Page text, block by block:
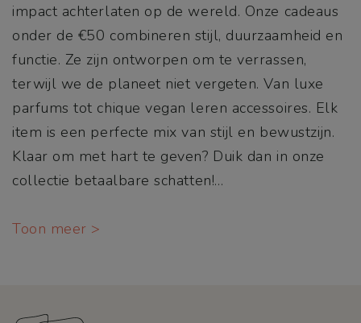
impact achterlaten op de wereld. Onze cadeaus
onder de €50 combineren stijl, duurzaamheid en
functie. Ze zijn ontworpen om te verrassen,
terwijl we de planeet niet vergeten. Van luxe
parfums tot chique vegan leren accessoires. Elk
item is een perfecte mix van stijl en bewustzijn.
Klaar om met hart te geven? Duik dan in onze
collectie betaalbare schatten!…
Toon meer >